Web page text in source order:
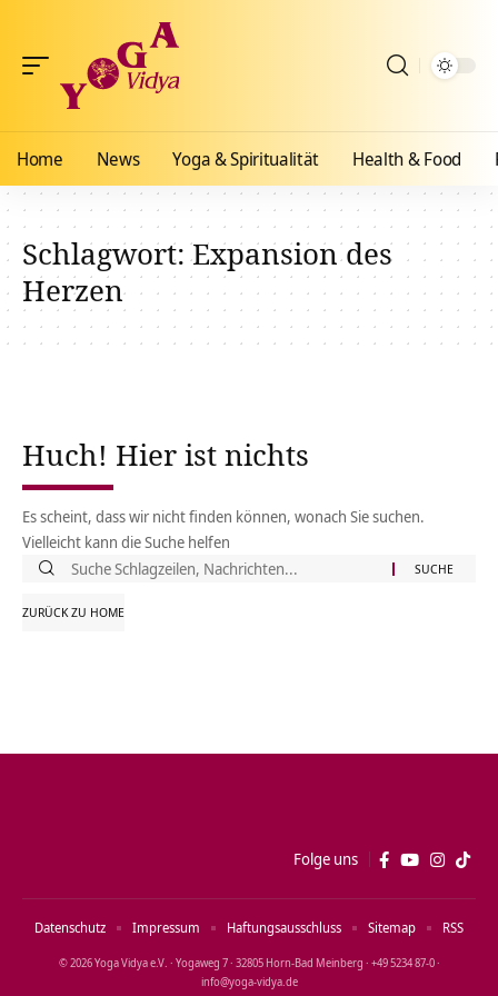
Home News Yoga & Spiritualität Health & Food
Schlagwort:Expansion des
Herzen
Huch! Hier ist nichts
Es scheint, dass wir nicht finden können, wonach Sie suchen.
Vielleicht kann die Suche helfen
Suche
ZURÜCK ZU HOME
Folge uns
© 2026 Yoga Vidya e.V. · Yogaweg 7 · 32805 Horn‑Bad Meinberg · +49 5234 87‑0 ·
info@yoga‑vidya.de
Datenschutz Impressum Haftungsausschluss Sitemap RSS